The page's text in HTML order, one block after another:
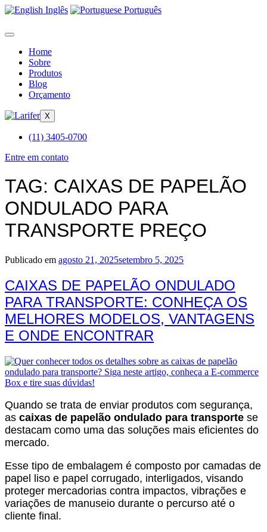
Inglês Português
Home
Sobre
Produtos
Blog
Orçamento
X
(11) 3405-0700
Entre em contato
TAG: CAIXAS DE PAPELÃO
ONDULADO PARA
TRANSPORTE PREÇO
Publicado em agosto 21, 2025setembro 5, 2025
CAIXAS DE PAPELÃO ONDULADO
PARA TRANSPORTE: CONHEÇA OS
MELHORES MODELOS, VANTAGENS
E ONDE ENCONTRAR
Quando se trata de enviar produtos com segurança,
as caixas de papelão ondulado para transporte se
destacam como uma das soluções mais eficientes do
mercado.
Esse tipo de embalagem é composto por camadas de
papel liso e papel corrugado, interligados, visando
proteger mercadorias contra impactos, vibrações e
variações de manuseio durante o percurso até o
cliente final.